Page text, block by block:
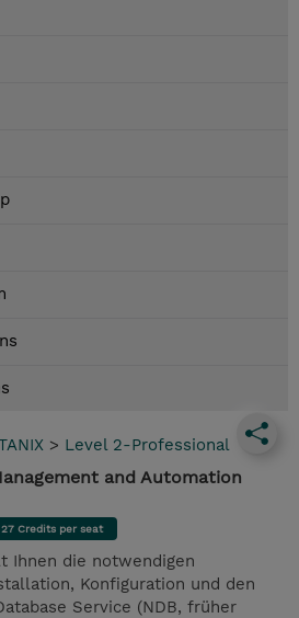
> Level 2-Professional
and Automation
27 Credits per seat
Ihnen die notwendigen
Konfiguration und den
Service (NDB, früher